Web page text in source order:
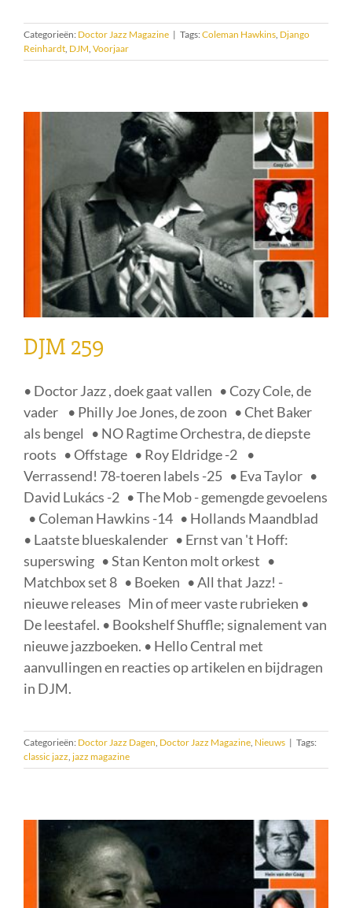
Categorieën: Doctor Jazz Magazine | Tags:Coleman Hawkins, Django
Reinhardt, DJM, Voorjaar
DJM 259
• Doctor Jazz , doek gaat vallen • Cozy Cole, de
vader • Philly Joe Jones, de zoon • Chet Baker
als bengel • NO Ragtime Orchestra, de diepste
roots • Offstage • Roy Eldridge -2 •
Verrassend! 78-toeren labels -25 • Eva Taylor •
David Lukács -2 • The Mob - gemengde gevoelens
• Coleman Hawkins -14 • Hollands Maandblad
• Laatste blueskalender • Ernst van 't Hoff:
superswing • Stan Kenton molt orkest •
Matchbox set 8 • Boeken • All that Jazz! -
nieuwe releases Min of meer vaste rubrieken •
De leestafel. • Bookshelf Shuffle; signalement van
nieuwe jazzboeken. • Hello Central met
aanvullingen en reacties op artikelen en bijdragen
in DJM.
Categorieën: Doctor Jazz Dagen, Doctor Jazz Magazine, Nieuws | Tags:
classic jazz, jazz magazine